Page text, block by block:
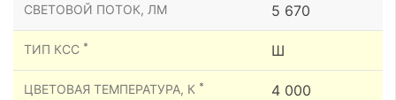
СВЕТОВОЙ ПОТОК, ЛМ 5 670
ТИП КСС * Ш
ЦВЕТОВАЯ ТЕМПЕРАТУРА, К * 4 000